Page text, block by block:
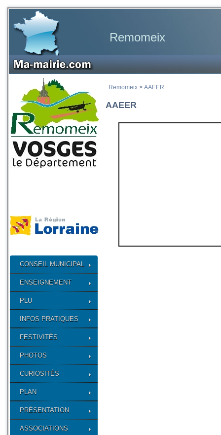
Remomeix
CONSEIL MUNICIPAL
ENSEIGNEMENT
PLU
INFOS PRATIQUES
FESTIVITÉS
PHOTOS
CURIOSITÉS
PLAN
PRÉSENTATION
ASSOCIATIONS
Remomeix > AAEER
AAEER